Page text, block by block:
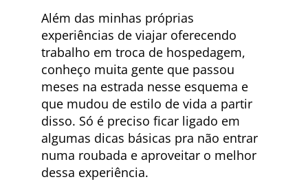
Além das minhas próprias
experiências de viajar oferecendo
trabalho em troca de hospedagem,
conheço muita gente que passou
meses na estrada nesse esquema e
que mudou de estilo de vida a partir
disso. Só é preciso ficar ligado em
algumas dicas básicas pra não entrar
numa roubada e aproveitar o melhor
dessa experiência.